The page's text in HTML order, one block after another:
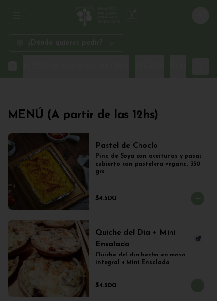
MENÚ (A partir de las 12hs)
Pastel de Choclo
Pino de Soya con aceitunas y pasas
cubierto con pastelera vegana. 350
grs
$4.500
Quiche del Día + Mini
Ensalada
Quiche del día hecho en masa
integral + Mini Ensalada
$4.500